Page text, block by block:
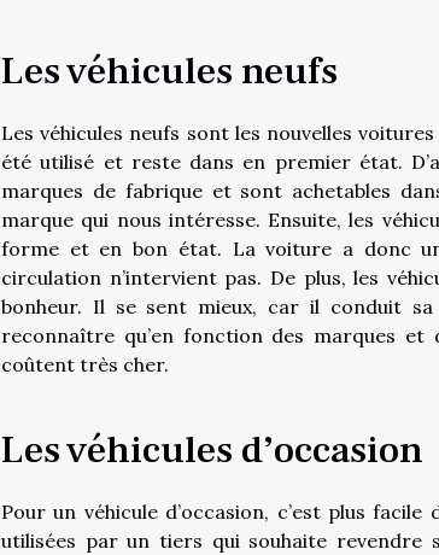
Les véhicules neufs
Les véhicules neufs sont les nouvelles
été utilisé et reste dans en premier état.
marques de fabrique et sont achetables
marque qui nous intéresse. Ensuite, les
forme et en bon état. La voiture a donc
circulation n’intervient pas. De plus, les
bonheur. Il se sent mieux, car il conduit
reconnaître qu’en fonction des marques et
coûtent très cher.
Les véhicules d’occasion
Pour un véhicule d’occasion, c’est plus
utilisées par un tiers qui souhaite revendre